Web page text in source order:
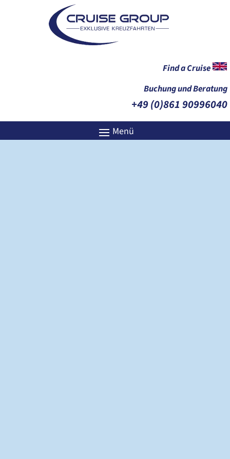
Find a Cruise
Buchung und Beratung
+49 (0)861 90996040